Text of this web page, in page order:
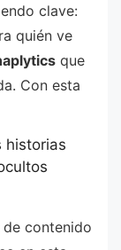
clave:
quién ve
que
Con esta
historias
contenido